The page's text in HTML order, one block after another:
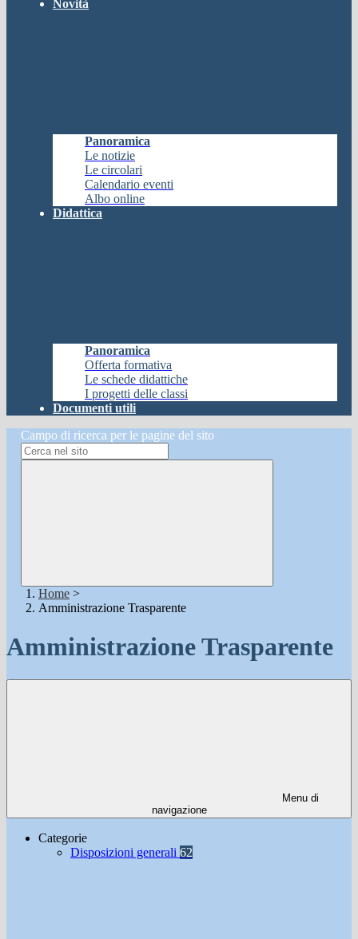
Novità
Panoramica
Le notizie
Le circolari
Calendario eventi
Albo online
Didattica
Panoramica
Offerta formativa
Le schede didattiche
I progetti delle classi
Documenti utili
Campo di ricerca per le pagine del sito
Home >
Amministrazione Trasparente
Amministrazione Trasparente
Menu di
navigazione
Categorie
Disposizioni generali 62